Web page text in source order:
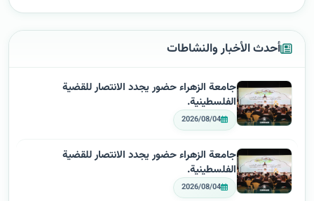
أحدث الأخبار والنشاطات
جامعة الزهراء حضور يجدد الانتصار للقضية
الفلسطينية.
2026/08/04
جامعة الزهراء حضور يجدد الانتصار للقضية
الفلسطينية.
2026/08/04